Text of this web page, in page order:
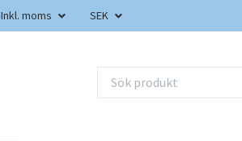
Inkl. moms SEK